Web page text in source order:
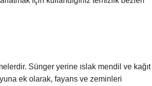
Sünger yerine ıslak mendil ve kağıt
ek olarak, fayans ve zeminleri